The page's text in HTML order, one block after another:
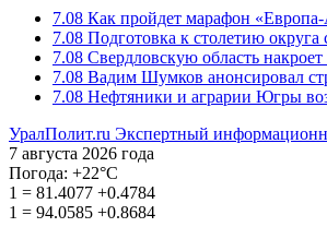
7.08 Как пройдет марафон
7.08 Подготовка к столетию
7.08 Свердловскую область
7.08 Вадим Шумков анонсировал
7.08 Нефтяники и аграрии Югры
УралПолит.ru Экспертный
7 августа 2026 года
Погода: +22°С
1 = 81.4077 +0.4784
1 = 94.0585 +0.8684